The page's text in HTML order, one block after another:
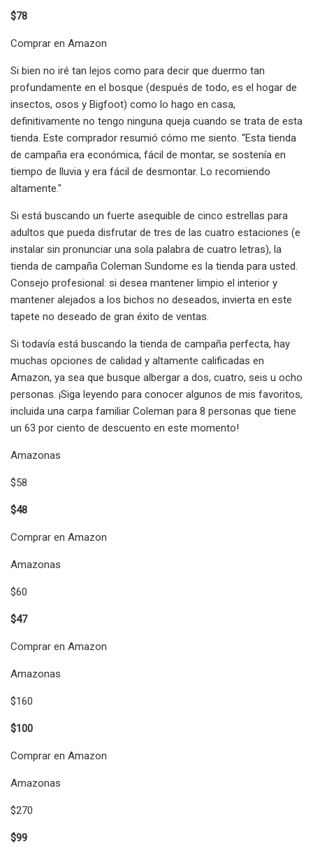
$78
Comprar en Amazon
Si bien no iré tan lejos como para decir que duermo tan
profundamente en el bosque (después de todo, es el hogar de
insectos, osos y Bigfoot) como lo hago en casa,
definitivamente no tengo ninguna queja cuando se trata de esta
tienda. Este comprador resumió cómo me siento. “Esta tienda
de campaña era económica, fácil de montar, se sostenía en
tiempo de lluvia y era fácil de desmontar. Lo recomiendo
altamente."
Si está buscando un fuerte asequible de cinco estrellas para
adultos que pueda disfrutar de tres de las cuatro estaciones (e
instalar sin pronunciar una sola palabra de cuatro letras), la
tienda de campaña Coleman Sundome es la tienda para usted.
Consejo profesional: si desea mantener limpio el interior y
mantener alejados a los bichos no deseados, invierta en este
tapete no deseado de gran éxito de ventas.
Si todavía está buscando la tienda de campaña perfecta, hay
muchas opciones de calidad y altamente calificadas en
Amazon, ya sea que busque albergar a dos, cuatro, seis u ocho
personas. ¡Siga leyendo para conocer algunos de mis favoritos,
incluida una carpa familiar Coleman para 8 personas que tiene
un 63 por ciento de descuento en este momento!
Amazonas
$58
$48
Comprar en Amazon
Amazonas
$60
$47
Comprar en Amazon
Amazonas
$160
$100
Comprar en Amazon
Amazonas
$270
$99